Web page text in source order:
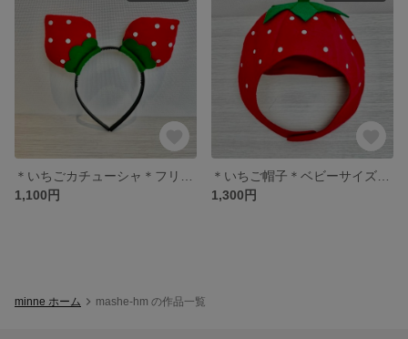
1,100円
1,300円
minne ホーム mashe-hm の作品一覧